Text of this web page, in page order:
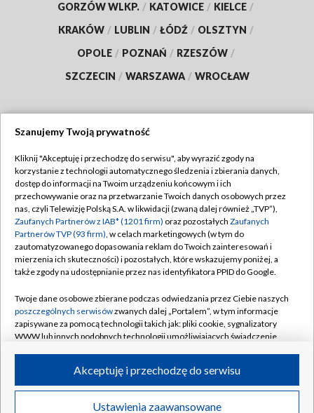
GORZÓW WLKP. / KATOWICE / KIELCE /
KRAKÓW / LUBLIN / ŁÓDŹ / OLSZTYN /
OPOLE / POZNAŃ / RZESZÓW /
SZCZECIN / WARSZAWA / WROCŁAW
TVP
Abonament TVP
Emisja w TVP
Centrum informacji TVP
Naziemna Telewizja Cyfrowa
Rada Programowa
System NOS
Informacje o nadawcy
Program dla prasy
Regulamin TVP
Polityka prywatności
Moje zgody
Pomoc
Kontakt
Kanały
©2026 Telewizja Polska S.A. w likwidacji
Szanujemy Twoją prywatność
Kliknij "Akceptuję i przechodzę do serwisu", aby wyrazić zgody na
korzystanie z technologii automatycznego śledzenia i zbierania danych,
dostęp do informacji na Twoim urządzeniu końcowym i ich
przechowywanie oraz na przetwarzanie Twoich danych osobowych przez
nas, czyli Telewizję Polską S.A. w likwidacji (zwaną dalej również „TVP”),
Zaufanych Partnerów z IAB* (1201 firm) oraz pozostałych Zaufanych
Partnerów TVP (93 firm), w celach marketingowych (w tym do
zautomatyzowanego dopasowania reklam do Twoich zainteresowań i
mierzenia ich skuteczności) i pozostałych, które wskazujemy poniżej, a
także zgody na udostępnianie przez nas identyfikatora PPID do Google.
Twoje dane osobowe zbierane podczas odwiedzania przez Ciebie naszych
poszczególnych serwisówzwanych dalej „Portalem”, w tym informacje
zapisywane za pomocą technologii takich jak: pliki cookie, sygnalizatory
WWW lub innych podobnych technologii umożliwiających świadczenie
ruchu w Internecie.
Twoje dane osobowe zbierane podczas odwiedzania przez Ciebie
Ustawienia zaawansowane
Akceptuję i przechodzę do serwisu